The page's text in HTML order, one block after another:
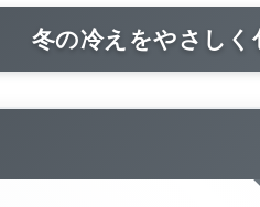
冬の冷えをやさし